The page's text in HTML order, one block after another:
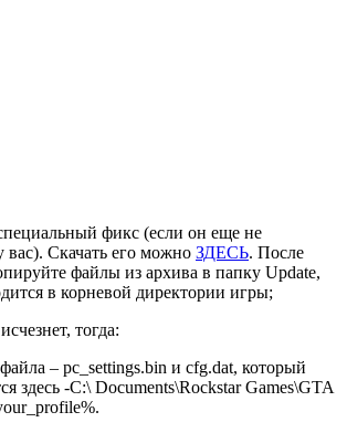
фикс (если он еще не
вас). Скачать его можно ЗДЕСЬ. После
файлы из архива в папку Update,
в корневой директории игры;
тогда:
– pc_settings.bin и cfg.dat, который
здесь -C:\ Documents\Rockstar Games\GTA